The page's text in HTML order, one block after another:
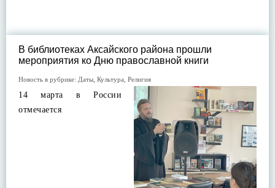
В библиотеках Аксайского района прошли
мероприятия ко Дню православной книги
Новость в рубрике: Даты Культура Религия
14 марта в России
отмечается